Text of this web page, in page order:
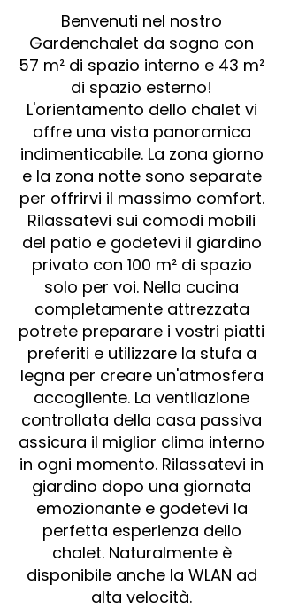
Benvenuti nel nostro
Gardenchalet da sogno con
57 m² di spazio interno e 43 m²
di spazio esterno!
L'orientamento dello chalet vi
offre una vista panoramica
indimenticabile. La zona giorno
e la zona notte sono separate
per offrirvi il massimo comfort.
Rilassatevi sui comodi mobili
del patio e godetevi il giardino
privato con 100 m² di spazio
solo per voi. Nella cucina
completamente attrezzata
potrete preparare i vostri piatti
preferiti e utilizzare la stufa a
legna per creare un'atmosfera
accogliente. La ventilazione
controllata della casa passiva
assicura il miglior clima interno
in ogni momento. Rilassatevi in
giardino dopo una giornata
emozionante e godetevi la
perfetta esperienza dello
chalet. Naturalmente è
disponibile anche la WLAN ad
alta velocità.